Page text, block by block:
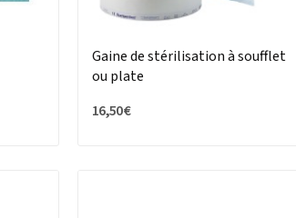
Gaine de stérilisation à soufflet
ou plate
16,50 €